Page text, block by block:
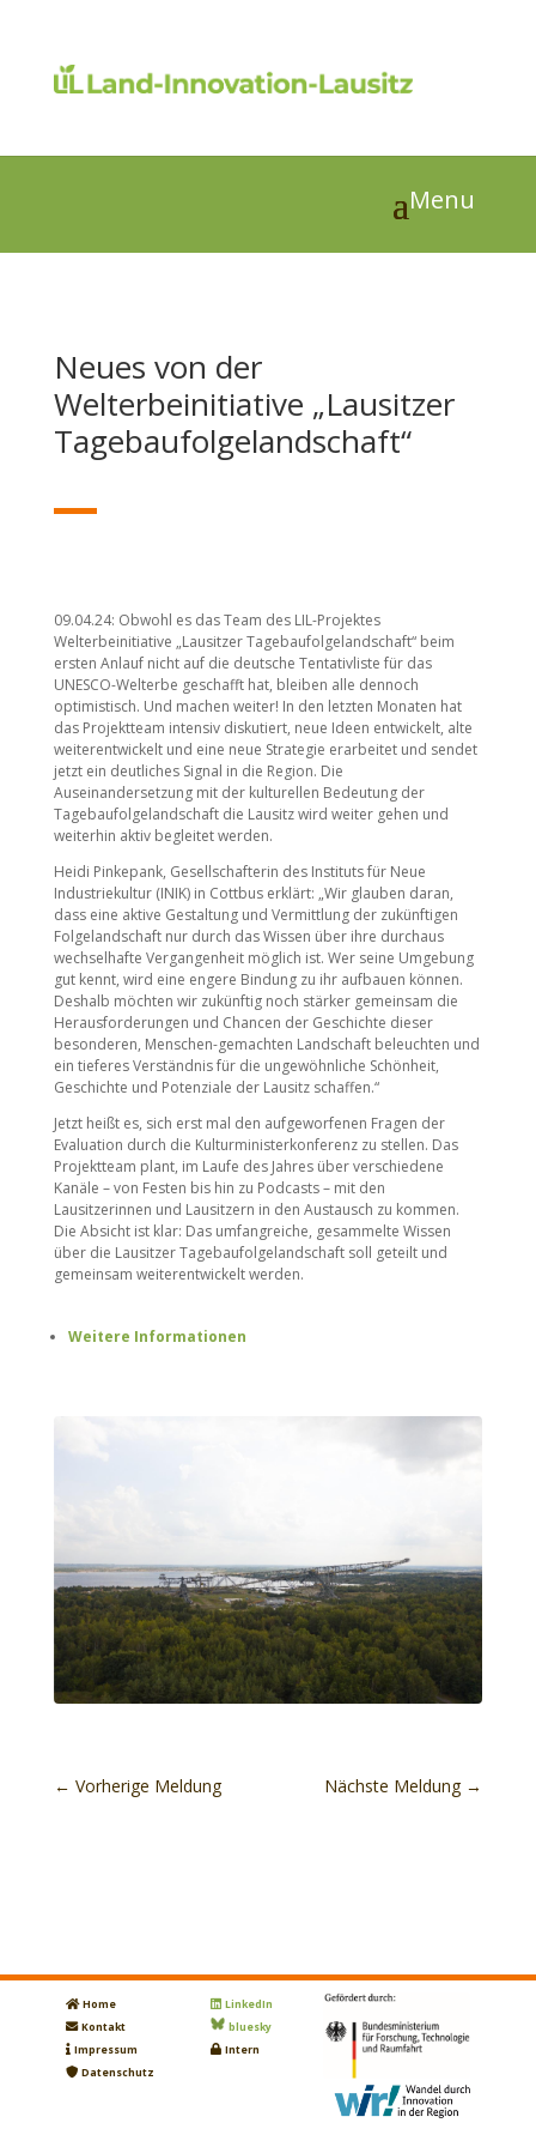
Neues von der
Welterbeinitiative „Lausitzer
Tagebaufolgelandschaft“
09.04.24: Obwohl es das Team des LIL-Projektes
Welterbeinitiative „Lausitzer Tagebaufolgelandschaft“ beim
ersten Anlauf nicht auf die deutsche Tentativliste für das
UNESCO-Welterbe geschafft hat, bleiben alle dennoch
optimistisch. Und machen weiter! In den letzten Monaten hat
das Projektteam intensiv diskutiert, neue Ideen entwickelt, alte
weiterentwickelt und eine neue Strategie erarbeitet und sendet
jetzt ein deutliches Signal in die Region. Die
Auseinandersetzung mit der kulturellen Bedeutung der
Tagebaufolgelandschaft die Lausitz wird weiter gehen und
weiterhin aktiv begleitet werden.
Heidi Pinkepank, Gesellschafterin des Instituts für Neue
Industriekultur (INIK) in Cottbus erklärt: „Wir glauben daran,
dass eine aktive Gestaltung und Vermittlung der zukünftigen
Folgelandschaft nur durch das Wissen über ihre durchaus
wechselhafte Vergangenheit möglich ist. Wer seine Umgebung
gut kennt, wird eine engere Bindung zu ihr aufbauen können.
Deshalb möchten wir zukünftig noch stärker gemeinsam die
Herausforderungen und Chancen der Geschichte dieser
besonderen, Menschen-gemachten Landschaft beleuchten und
ein tieferes Verständnis für die ungewöhnliche Schönheit,
Geschichte und Potenziale der Lausitz schaffen.“
Jetzt heißt es, sich erst mal den aufgeworfenen Fragen der
Evaluation durch die Kulturministerkonferenz zu stellen. Das
Projektteam plant, im Laufe des Jahres über verschiedene
Kanäle – von Festen bis hin zu Podcasts – mit den
Lausitzerinnen und Lausitzern in den Austausch zu kommen.
Die Absicht ist klar: Das umfangreiche, gesammelte Wissen
über die Lausitzer Tagebaufolgelandschaft soll geteilt und
gemeinsam weiterentwickelt werden.
Weitere Informationen
← Vorherige Meldung Nächste Meldung→
Home
Kontakt
Impressum
Datenschutz
LinkedIn
bluesky
Intern